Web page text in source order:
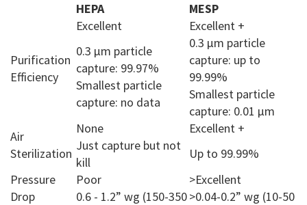
HEPA MESP
Purification
Efficiency
Excellent
Excellent +
0.3 μm particle
capture: 99.97%
Smallest particle
capture: no data
0.3 μm particle
capture: up to
99.99%
Smallest particle
capture: 0.01 μm
Air
Sterilization
None
Excellent +
Just capture but not
kill
Up to 99.99%
Pressure
Drop
Poor
>Excellent
0.6 - 1.2” wg (150-350>0.04-0.2” wg (10-50